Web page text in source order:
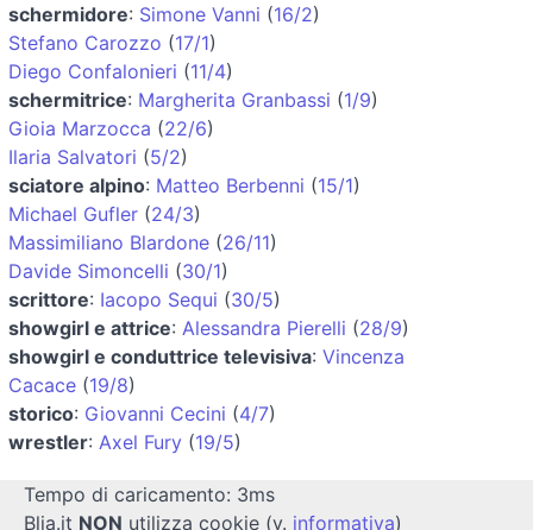
schermidore: Simone Vanni (16/2)
Stefano Carozzo (17/1)
Diego Confalonieri (11/4)
schermitrice: Margherita Granbassi (1/9)
Gioia Marzocca (22/6)
Ilaria Salvatori (5/2)
sciatore alpino: Matteo Berbenni (15/1)
Michael Gufler (24/3)
Massimiliano Blardone (26/11)
Davide Simoncelli (30/1)
scrittore: Iacopo Sequi (30/5)
showgirl e attrice: Alessandra Pierelli (28/9)
showgirl e conduttrice televisiva: Vincenza
Cacace (19/8)
storico: Giovanni Cecini (4/7)
wrestler: Axel Fury (19/5)
Tempo di caricamento: 3ms
Blia.it NON utilizza cookie (v. informativa)